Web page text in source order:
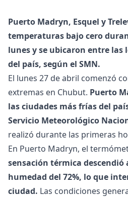
Puerto Madryn, Esquel y
temperaturas bajo cero
lunes y se ubicaron entre las
del país, según el SMN.
El lunes 27 de abril comenzó
extremas en Chubut. Puerto
las ciudades más frías del
Servicio Meteorológico
realizó durante las primeras
En Puerto Madryn, el
sensación térmica descendió
humedad del 72%, lo que
ciudad. Las condiciones